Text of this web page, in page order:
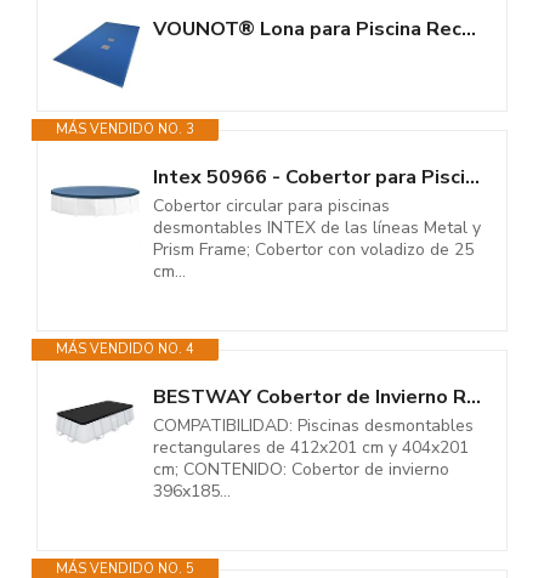
VOUNOT® Lona para Piscina Rectangular 8 x 4 m, Cubierta Protectora PE de...
MÁS VENDIDO NO. 3
Intex 50966 - Cobertor para Piscinas Desmontables Metal y Prism Frame 305...
Cobertor circular para piscinas
desmontables INTEX de las líneas Metal y
Prism Frame; Cobertor con voladizo de 25
cm...
MÁS VENDIDO NO. 4
BESTWAY Cobertor de Invierno Rectangular 396x185 cm para Piscinas...
COMPATIBILIDAD: Piscinas desmontables
rectangulares de 412x201 cm y 404x201
cm; CONTENIDO: Cobertor de invierno
396x185...
MÁS VENDIDO NO. 5